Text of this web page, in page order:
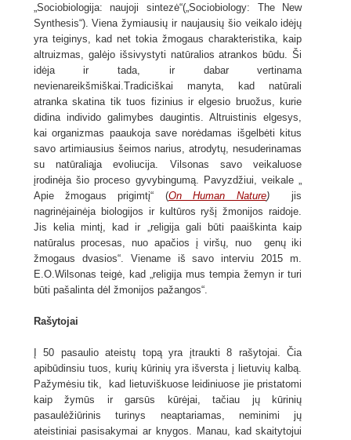
„Sociobiologija: naujoji sintezė“(„Sociobiology: The New
Synthesis“). Viena žymiausių ir naujausių šio veikalo idėjų
yra teiginys, kad net tokia žmogaus charakteristika, kaip
altruizmas, galėjo išsivystyti natūralios atrankos būdu. Ši
idėja ir tada, ir dabar vertinama
nevienareikšmiškai.Tradiciškai manyta, kad natūrali
atranka skatina tik tuos fizinius ir elgesio bruožus, kurie
didina individo galimybes daugintis. Altruistinis elgesys,
kai organizmas paaukoja save norėdamas išgelbėti kitus
savo artimiausius šeimos narius, atrodytų, nesuderinamas
su natūraliąja evoliucija. Vilsonas savo veikaluose
įrodinėja šio proceso gyvybingumą. Pavyzdžiui, veikale „
Apie žmogaus prigimtį“ (On Human Nature)
jis
nagrinėjainėja biologijos ir kultūros ryšį žmonijos raidoje.
Jis kelia mintį, kad ir „religija gali būti paaiškinta kaip
natūralus procesas, nuo apačios į viršų, nuo genų iki
žmogaus dvasios“. Viename iš savo interviu 2015 m.
E.O.Wilsonas teigė, kad „religija mus tempia žemyn ir turi
būti pašalinta dėl žmonijos pažangos“.
Rašytojai
Į 50 pasaulio ateistų topą yra įtraukti 8 rašytojai. Čia
apibūdinsiu tuos, kurių kūrinių yra išversta į lietuvių kalbą.
Pažymėsiu tik, kad lietuviškuose leidiniuose jie pristatomi
kaip žymūs ir garsūs kūrėjai, tačiau jų kūrinių
pasaulėžiūrinis turinys neaptariamas, neminimi jų
ateistiniai pasisakymai ar knygos. Manau, kad skaitytojui